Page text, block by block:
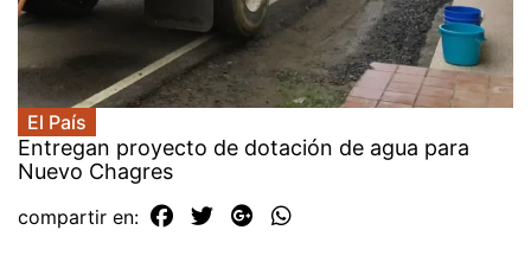
El País
Entregan proyecto de dotación de agua para
Nuevo Chagres
compartir en: